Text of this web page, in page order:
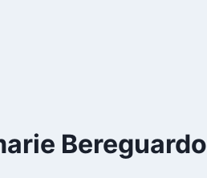
Bereguardo